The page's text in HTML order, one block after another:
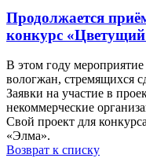
Продолжается
конкурс «Цветущий
В этом году
вологжан, стремящихся
Заявки на участие в
некоммерческие
Свой проект для
«Элма».
Возврат к списку